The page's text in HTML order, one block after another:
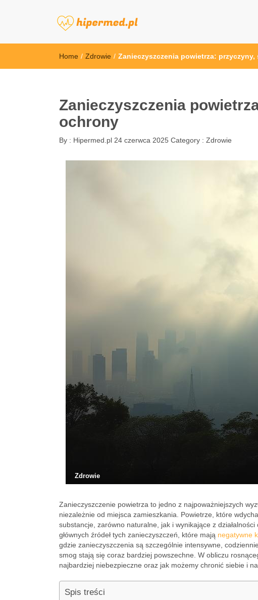
Home / Zdrowie / Zanieczyszczenia powietrza:
Zanieczyszczenia
ochrony
By : Hipermed.pl 24 czerwca 2025 Category : Zdrowie
Zdrowie
Zanieczyszczenie powietrza to jedno z najpoważniejszych
niezależnie od miejsca zamieszkania. Powietrze, które
substancje, zarówno naturalne, jak i wynikające z
głównych źródeł tych zanieczyszczeń, które mają negatywne
gdzie zanieczyszczenia są szczególnie intensywne,
smog stają się coraz bardziej powszechne. W obliczu
najbardziej niebezpieczne oraz jak możemy chronić siebie i
Spis treści